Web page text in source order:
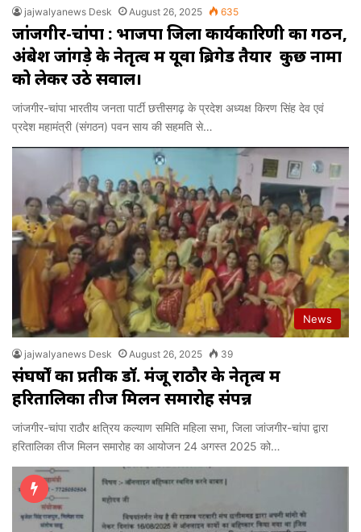
jajwalyanews Desk August 26, 2025 635
जांजगीर-चांपा : भाजपा जिला कार्यकारिणी का गठन,
अंबेश जांगड़े के नेतृत्व में यूवा ब्रिगेड तैयार कुछ नामों
को लेकर उठे सवाल।
जांजगीर-चांपा भारतीय जनता पार्टी छत्तीसगढ़ के प्रदेश अध्यक्ष किरण सिंह देव एवं
प्रदेश महामंत्री (संगठन) पवन साय की सहमति से…
News
jajwalyanews Desk August 26, 2025 39
संघर्षों का प्रतीक डॉ. मंजू राठौर के नेतृत्व में
हरितालिका तीज मिलन समारोह संपन्न
जांजगीर-चांपा राठौर क्षत्रिय कल्याण समिति महिला सभा, जिला जांजगीर-चांपा द्वारा
हरितालिका तीज मिलन समारोह का आयोजन 24 अगस्त 2025 को…